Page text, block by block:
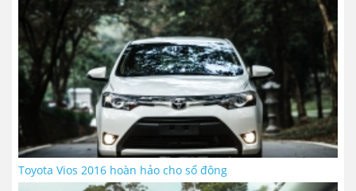
Toyota Vios 2016 hoàn hảo cho số đông